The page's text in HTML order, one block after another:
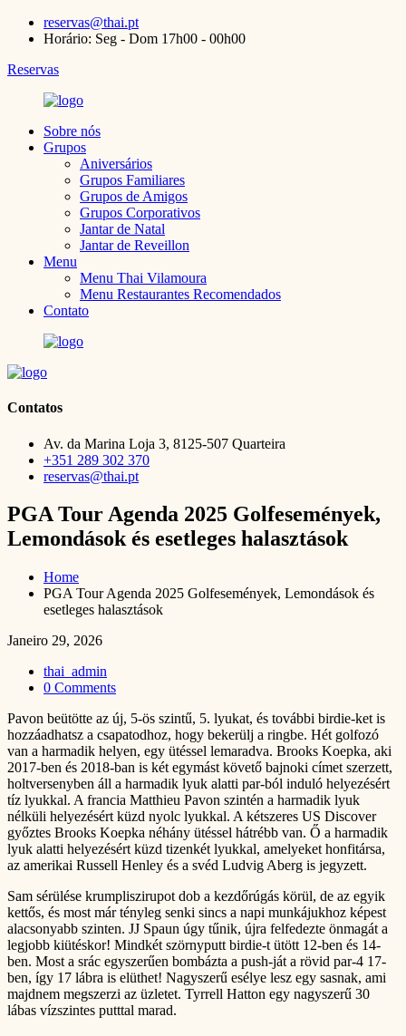
reservas@thai.pt
Horário: Seg - Dom 17h00 - 00h00
Reservas
Sobre nós
Grupos
Aniversários
Grupos Familiares
Grupos de Amigos
Grupos Corporativos
Jantar de Natal
Jantar de Reveillon
Menu
Menu Thai Vilamoura
Menu Restaurantes Recomendados
Contato
Contatos
Av. da Marina Loja 3, 8125-507 Quarteira
+351 289 302 370
reservas@thai.pt
PGA Tour Agenda 2025 Golfesemények,
Lemondások és esetleges halasztások
Home
PGA Tour Agenda 2025 Golfesemények, Lemondások és
esetleges halasztások
Janeiro 29, 2026
thai_admin
0 Comments
Pavon beütötte az új, 5-ös szintű, 5. lyukat, és további birdie-ket is
hozzáadhatsz a csapatodhoz, hogy bekerülj a ringbe. Hét golfozó
van a harmadik helyen, egy ütéssel lemaradva. Brooks Koepka, aki
2017-ben és 2018-ban is két egymást követő bajnoki címet szerzett,
holtversenyben áll a harmadik lyuk alatti par-ból induló helyezésért
tíz lyukkal. A francia Matthieu Pavon szintén a harmadik lyuk
nélküli helyezésért küzd nyolc lyukkal. A kétszeres US Discover
győztes Brooks Koepka néhány ütéssel hátrébb van. Ő a harmadik
lyuk alatti helyezésért küzd tizenkét lyukkal, amelyeket honfitársa,
az amerikai Russell Henley és a svéd Ludvig Aberg is jegyzett.
Sam sérülése krumpliszirupot dob ​​a kezdőrúgás körül, de az egyik
kettős, és most már tényleg senki sincs a napi munkájukhoz képest
alacsonyabb szinten. JJ Spaun úgy tűnik, újra felfedezte önmagát a
legjobb kiütéskor! Mindkét szörnyputt birdie-t ütött 12-ben és 14-
ben. Most a srác egyszerűen bombázta a push-ját a rövid par-4 17-
ben, így 17 lábra is elüthet! Nagyszerű esélye lesz egy sasnak, ami
majdnem megszerzi az üzletet. Tyrrell Hatton egy nagyszerű 30
lábas vízszintes putttal marad.